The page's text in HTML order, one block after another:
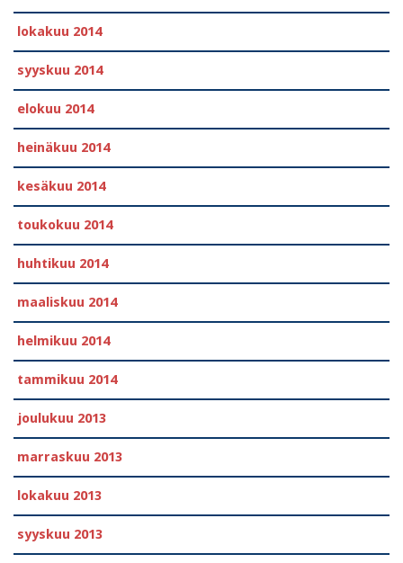
lokakuu 2014
syyskuu 2014
elokuu 2014
heinäkuu 2014
kesäkuu 2014
toukokuu 2014
huhtikuu 2014
maaliskuu 2014
helmikuu 2014
tammikuu 2014
joulukuu 2013
marraskuu 2013
lokakuu 2013
syyskuu 2013